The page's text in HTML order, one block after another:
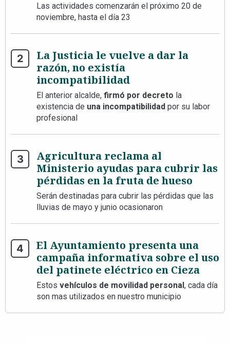
Las actividades comenzarán el próximo 20 de
noviembre, hasta el día 23
La Justicia le vuelve a dar la
razón, no existía
incompatibilidad
El anterior alcalde, firmó por decreto la
existencia de una incompatibilidad por su labor
profesional
Agricultura reclama al
Ministerio ayudas para cubrir las
pérdidas en la fruta de hueso
Serán destinadas para cubrir las pérdidas que las
lluvias de mayo y junio ocasionaron
El Ayuntamiento presenta una
campaña informativa sobre el uso
del patinete eléctrico en Cieza
Estos vehículos de movilidad personal, cada día
son mas utilizados en nuestro municipio